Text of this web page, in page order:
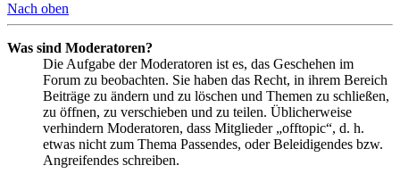
Nach oben
Was sind Moderatoren?
Die Aufgabe der Moderatoren ist es, das Geschehen im
Forum zu beobachten. Sie haben das Recht, in ihrem Bereich
Beiträge zu ändern und zu löschen und Themen zu schließen,
zu öffnen, zu verschieben und zu teilen. Üblicherweise
verhindern Moderatoren, dass Mitglieder „offtopic“, d. h.
etwas nicht zum Thema Passendes, oder Beleidigendes bzw.
Angreifendes schreiben.